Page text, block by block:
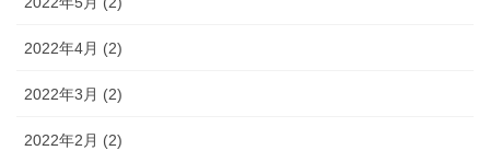
2022年4月 (2)
2022年3月 (2)
2022年2月 (2)